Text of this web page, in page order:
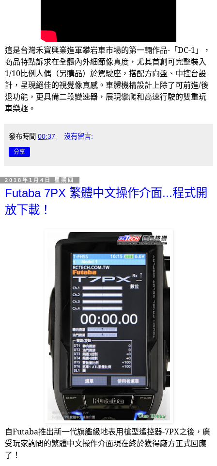
這是台灣禾寶興業進軍攀岩車市場的第一輛作品- 「DC-1 」，
商品特點訴求在全體內外細節像真度，尤其首創可完整裝入
1/10比例人偶（另購品）於駕駛座，搭配方向盤、中控台設
計，呈現絕佳的視覺像真感。車體機構設計上除了可前進/後
退功能，更具備二段變速器，展現攀爬和高速行駛的雙重玩
車樂趣。
發布時間 00:37 沒有留言:
分享
2018年1月4日 星期四
Futaba 7PX 繁體中文操作介面...程式開
放下載！
自Futaba推出新一代旗艦級地表用槍型遙控器-7PX之後，廣
受玩家詢問的繁體中文操作介面現在終於獲得廠方正式回應
了！